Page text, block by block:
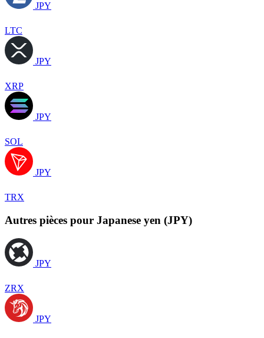
JPY
LTC
JPY
XRP
JPY
SOL
JPY
TRX
Autres pièces pour Japanese yen (JPY)
JPY
ZRX
JPY